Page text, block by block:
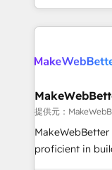
revenue
improvements
grows.
and 370+
we de-risk
multi-region
scale. 🏆 HubSpot’s CEO called us “the partner of the
future.” Others
measurable
提供元：
proficient in